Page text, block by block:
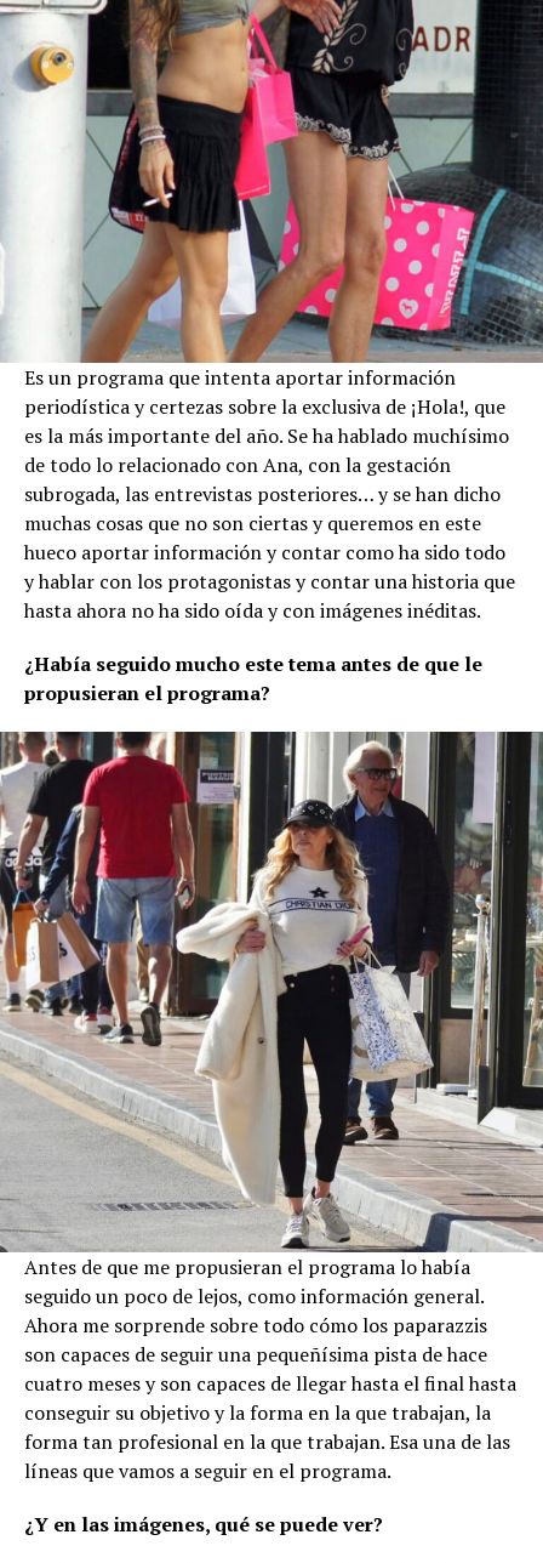
Es un programa que intenta aportar información
periodística y certezas sobre la exclusiva de ¡Hola!, que
es la más importante del año. Se ha hablado muchísimo
de todo lo relacionado con Ana, con la gestación
subrogada, las entrevistas posteriores… y se han dicho
muchas cosas que no son ciertas y queremos en este
hueco aportar información y contar como ha sido todo
y hablar con los protagonistas y contar una historia que
hasta ahora no ha sido oída y con imágenes inéditas.
¿Había seguido mucho este tema antes de que le
propusieran el programa?
Antes de que me propusieran el programa lo había
seguido un poco de lejos, como información general.
Ahora me sorprende sobre todo cómo los paparazzis
son capaces de seguir una pequeñísima pista de hace
cuatro meses y son capaces de llegar hasta el final hasta
conseguir su objetivo y la forma en la que trabajan, la
forma tan profesional en la que trabajan. Esa una de las
líneas que vamos a seguir en el programa.
¿Y en las imágenes, qué se puede ver?